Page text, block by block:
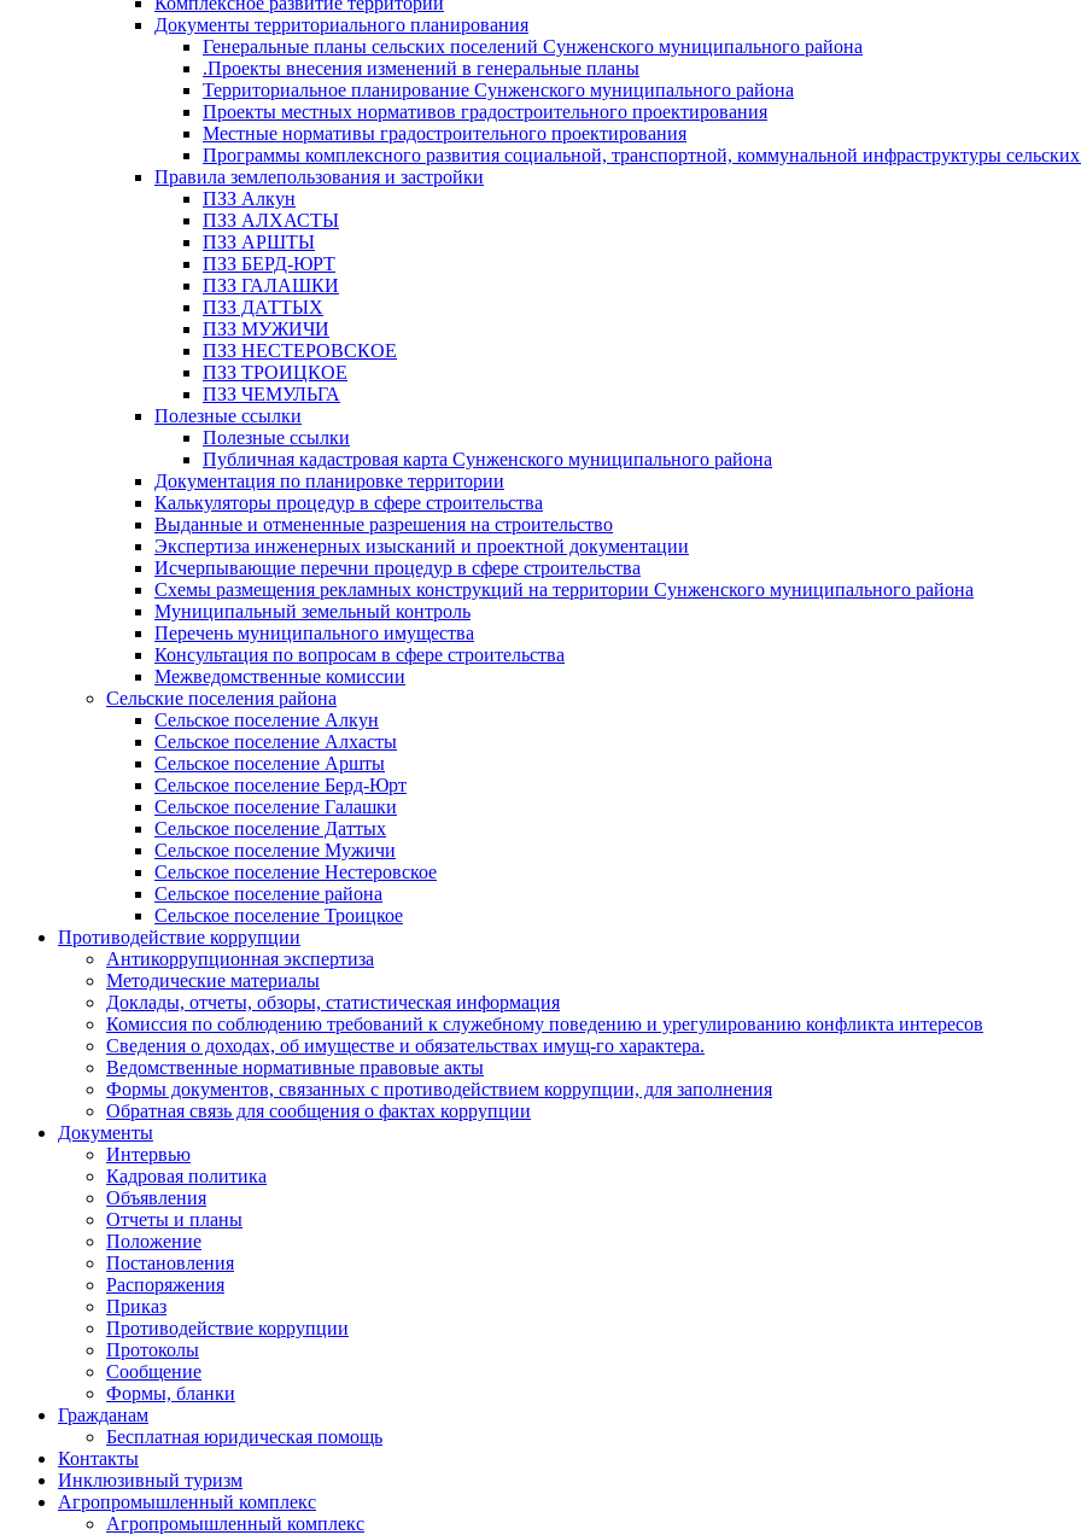
Документы территориального планирования
Генеральные планы сельских поселений Сунженского муниципального района
.Проекты внесения изменений в генеральные планы
Территориальное планирование Сунженского муниципального района
Проекты местных нормативов градостроительного проектирования
Местные нормативы градостроительного проектирования
Программы комплексного развития социальной, транспортной, коммунальной инфраструктуры
Правила землепользования и застройки
ПЗЗ Алкун
ПЗЗ АЛХАСТЫ
ПЗЗ АРШТЫ
ПЗЗ БЕРД-ЮРТ
ПЗЗ ГАЛАШКИ
ПЗЗ ДАТТЫХ
ПЗЗ МУЖИЧИ
ПЗЗ НЕСТЕРОВСКОЕ
ПЗЗ ТРОИЦКОЕ
ПЗЗ ЧЕМУЛЬГА
Полезные ссылки
Полезные ссылки
Публичная кадастровая карта Сунженского муниципального района
Документация по планировке территории
Калькуляторы процедур в сфере строительства
Выданные и отмененные разрешения на строительство
Экспертиза инженерных изысканий и проектной документации
Исчерпывающие перечни процедур в сфере строительства
Схемы размещения рекламных конструкций на территории Сунженского муниципального района
Муниципальный земельный контроль
Перечень муниципального имущества
Консультация по вопросам в сфере строительства
Межведомственные комиссии
Сельские поселения района
Сельское поселение Алкун
Сельское поселение Алхасты
Сельское поселение Аршты
Сельское поселение Берд-Юрт
Сельское поселение Галашки
Сельское поселение Даттых
Сельское поселение Мужичи
Сельское поселение Нестеровское
Сельское поселение района
Сельское поселение Троицкое
Противодействие коррупции
Антикоррупционная экспертиза
Методические материалы
Доклады, отчеты, обзоры, статистическая информация
Комиссия по соблюдению требований к служебному поведению и урегулированию конфликта интересов
Сведения о доходах, об имуществе и обязательствах имущ-го характера.
Ведомственные нормативные правовые акты
Формы документов, связанных с противодействием коррупции, для заполнения
Обратная связь для сообщения о фактах коррупции
Документы
Интервью
Кадровая политика
Объявления
Отчеты и планы
Положение
Постановления
Распоряжения
Приказ
Противодействие коррупции
Протоколы
Сообщение
Формы, бланки
Гражданам
Бесплатная юридическая помощь
Контакты
Инклюзивный туризм
Агропромышленный комплекс
Агропромышленный комплекс